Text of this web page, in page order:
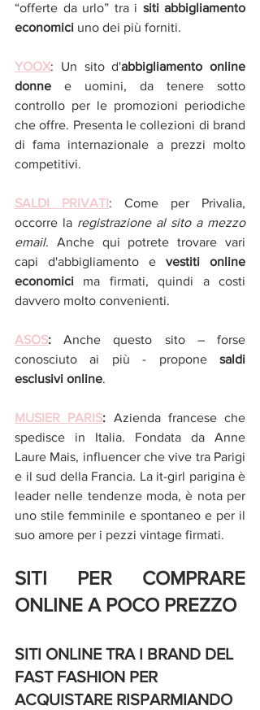
“offerte da urlo” tra i siti abbigliamento
economici uno dei più forniti.
YOOX: Un sito d'abbigliamento online
donne e uomini, da tenere sotto
controllo per le promozioni periodiche
che offre. Presenta le collezioni di brand
di fama internazionale a prezzi molto
competitivi.
SALDI PRIVATI: Come per Privalia,
occorre la registrazione al sito a mezzo
email. Anche qui potrete trovare vari
capi d'abbigliamento e vestiti online
economici ma firmati, quindi a costi
davvero molto convenienti.
ASOS: Anche questo sito – forse
conosciuto ai più - propone saldi
esclusivi online.
MUSIER PARIS: Azienda francese che
spedisce in Italia. Fondata da Anne
Laure Mais, influencer che vive tra Parigi
e il sud della Francia. La it-girl parigina è
leader nelle tendenze moda, è nota per
uno stile femminile e spontaneo e per il
suo amore per i pezzi vintage firmati.
SITI PER COMPRARE
ONLINE A POCO PREZZO
SITI ONLINE TRA I BRAND DEL
FAST FASHION PER
ACQUISTARE RISPARMIANDO